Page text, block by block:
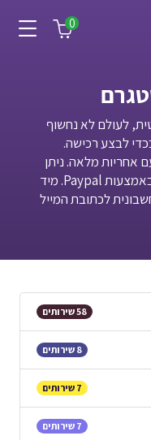
0
לעולם לא נחשוף
לבצע רכישה.
אחריות מלאה. ניתן
לשלם באמצעות כרטיס אשראי או באמצעות Paypal. מיד
לכתובת המייל
58 שירותים
8 שירותים
7 שירותים
7 שירותים